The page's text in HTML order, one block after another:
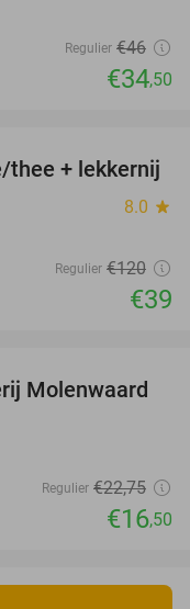
Regulier €46
€34,50
68%
thee + lekkernij
8.0 star
Regulier €120
€39
27%
Molenwaard
Regulier €22,75
€16,50